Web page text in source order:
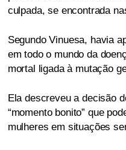
culpada, se encontrada
Segundo Vinuesa, havia
em todo o mundo da
mortal ligada à mutação
Ela descreveu a decisão
“momento bonito” que
mulheres em situações